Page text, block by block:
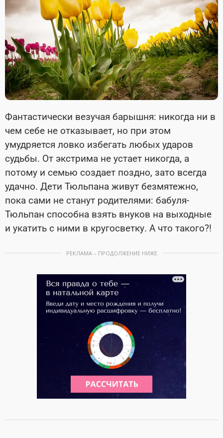
Фантастически везучая барышня: никогда ни в
чем себе не отказывает, но при этом
умудряется ловко избегать любых ударов
судьбы. От экстрима не устает никогда, а
потому и семью создает поздно, зато всегда
удачно. Дети Тюльпана живут безмятежно,
пока сами не станут родителями: бабуля-
Тюльпан способна взять внуков на выходные
и укатить с ними в кругосветку. А что такого?!
РЕКЛАМА – ПРОДОЛЖЕНИЕ НИЖЕ